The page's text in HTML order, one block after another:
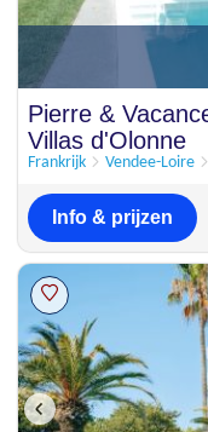
Pierre &
Villas d'Olonne
Frankrijk Vendee-Loire
Info & prijzen